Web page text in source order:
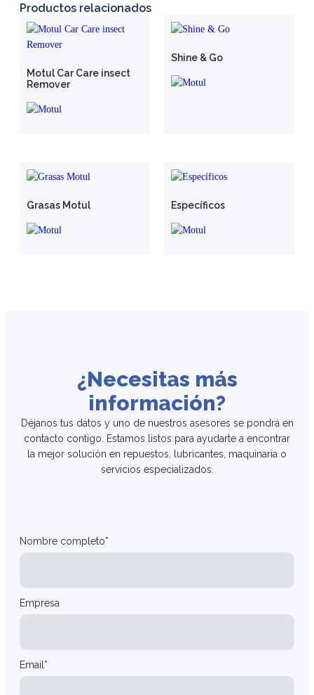
Productos relacionados
Motul Car Care insect
Remover
Shine & Go
Grasas Motul Específicos
¿Necesitas más
información?
Déjanos tus datos y uno de nuestros asesores se pondrá en
contacto contigo. Estamos listos para ayudarte a encontrar
la mejor solución en repuestos, lubricantes, maquinaria o
servicios especializados.
Nombre completo*
Empresa
Email*